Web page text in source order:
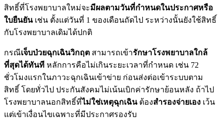
สิทธิ์ที่โรงพยาบาลใหม่จะมีผลตามวันที่กำหนดในประกาศหรือ
ใบยืนยันเช่น ตั้งแต่วันที่ 1 ของเดือนถัดไป ระหว่างนั้นยังใช้สิทธิ์
กับโรงพยาบาลเดิมได้ปกติ
กรณีเจ็บป่วยฉุกเฉินวิกฤต สามารถเข้ารักษาโรงพยาบาลใกล้
ที่สุดได้ทันที หลักการคือไม่เกินระยะเวลาที่กำหนด เช่น 72
ชั่วโมงแรกในภาวะฉุกเฉินเข้าข่าย ก่อนส่งต่อเข้าระบบตาม
สิทธิ์ โดยทั่วไป ประกันสังคมไม่เน้นเบิกค่ารักษาย้อนหลัง ถ้าไป
โรงพยาบาลนอกสิทธิ์ที่ไม่ใช่เหตุฉุกเฉินต้องสำรองจ่ายเอง เว้น
แต่เข้าเงื่อนไขเฉพาะที่มีประกาศรองรับ